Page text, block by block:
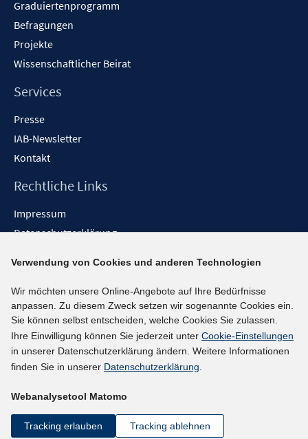
Graduiertenprogramm
Befragungen
Projekte
Wissenschaftlicher Beirat
Services
Presse
IAB-Newsletter
Kontakt
Rechtliche Links
Impressum
Datenschutzerklärung
Barrieren melden
Social-Media-Kanäle
BlueSky
YouTube
LinkedIn
kununu
Netiquette
Verwendung von Cookies und anderen Technologien
Wir möchten unsere Online-Angebote auf Ihre Bedürfnisse
anpassen. Zu diesem Zweck setzen wir sogenannte Cookies ein.
Sie können selbst entscheiden, welche Cookies Sie zulassen.
Ihre Einwilligung können Sie jederzeit unter Cookie-Einstellungen
in unserer Datenschutzerklärung ändern. Weitere Informationen
finden Sie in unserer Datenschutzerklärung.
Webanalysetool Matomo
Tracking erlauben Tracking ablehnen